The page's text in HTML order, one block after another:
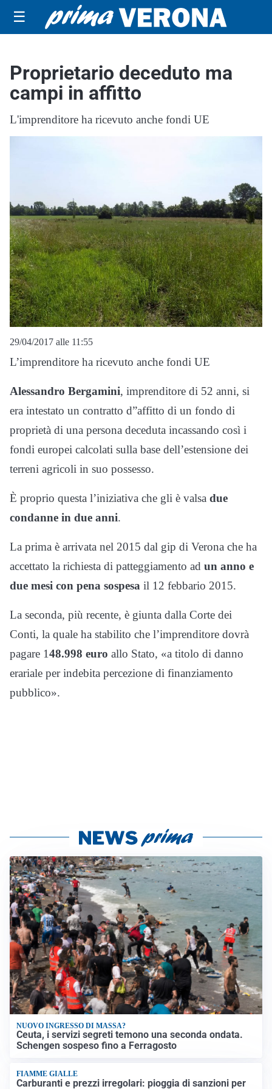
☰
Proprietario deceduto ma
campi in affitto
L'imprenditore ha ricevuto anche fondi UE
29/04/2017 alle 11:55
L’imprenditore ha ricevuto anche fondi UE
Alessandro Bergamini, imprenditore di 52 anni, si
era intestato un contratto d”affitto di un fondo di
proprietà di una persona deceduta incassando così i
fondi europei calcolati sulla base dell’estensione dei
terreni agricoli in suo possesso.
È proprio questa l’iniziativa che gli è valsa due
condanne in due anni.
La prima è arrivata nel 2015 dal gip di Verona che ha
accettato la richiesta di patteggiamento ad un anno e
due mesi con pena sospesa il 12 febbario 2015.
La seconda, più recente, è giunta dalla Corte dei
Conti, la quale ha stabilito che l’imprenditore dovrà
pagare 148.998 euro allo Stato, «a titolo di danno
erariale per indebita percezione di finanziamento
pubblico».
NUOVO INGRESSO DI MASSA?
Ceuta, i servizi segreti temono una seconda ondata.
Schengen sospeso fino a Ferragosto
FIAMME GIALLE
Carburanti e prezzi irregolari: pioggia di sanzioni per